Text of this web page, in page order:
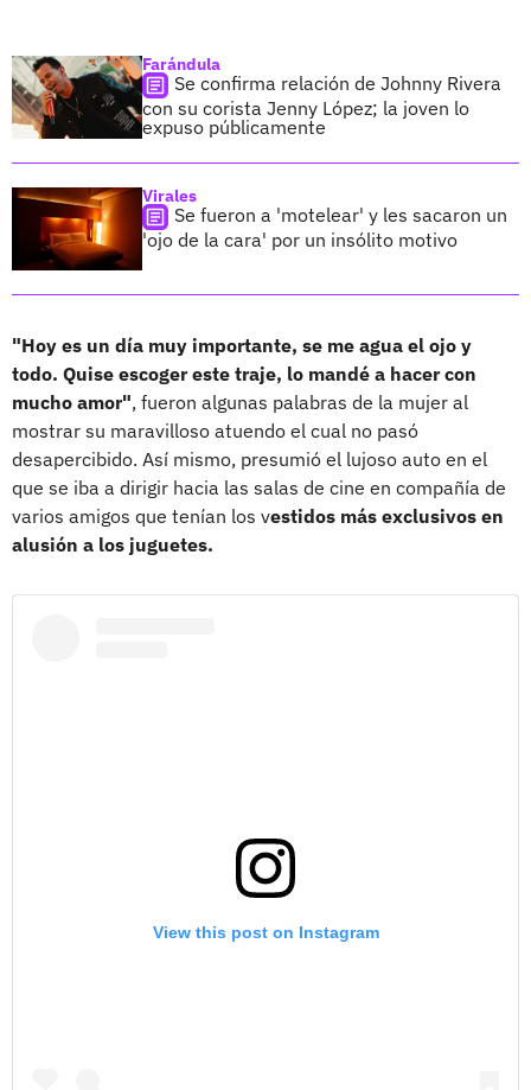
Farándula
Se confirma relación de Johnny Rivera
con su corista Jenny López; la joven lo
expuso públicamente
Virales
Se fueron a 'motelear' y les sacaron un
'ojo de la cara' por un insólito motivo
"Hoy es un día muy importante, se me agua el ojo y
todo. Quise escoger este traje, lo mandé a hacer con
mucho amor", fueron algunas palabras de la mujer al
mostrar su maravilloso atuendo el cual no pasó
desapercibido. Así mismo, presumió el lujoso auto en el
que se iba a dirigir hacia las salas de cine en compañía de
varios amigos que tenían los vestidos más exclusivos en
alusión a los juguetes.
View this post on Instagram